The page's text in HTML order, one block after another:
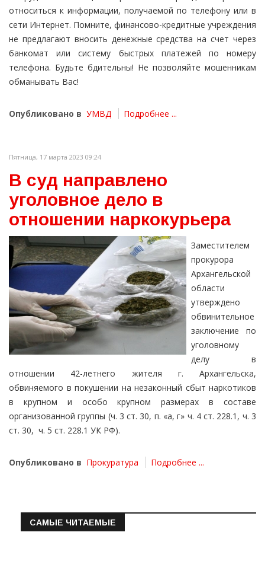
относиться к информации, получаемой по телефону или в
сети Интернет. Помните, финансово-кредитные учреждения
не предлагают вносить денежные средства на счет через
банкомат или систему быстрых платежей по номеру
телефона. Будьте бдительны! Не позволяйте мошенникам
обманывать Вас!
Опубликовано в УМВД Подробнее ...
Пятница, 17 марта 2023 09:24
В суд направлено
уголовное дело в
отношении наркокурьера
Заместителем
прокурора
Архангельской
области
утверждено
обвинительное
заключение по
уголовному
делу в
отношении 42-летнего жителя г. Архангельска,
обвиняемого в покушении на незаконный сбыт наркотиков
в крупном и особо крупном размерах в составе
организованной группы (ч. 3 ст. 30, п. «а, г» ч. 4 ст. 228.1, ч. 3
ст. 30, ч. 5 ст. 228.1 УК РФ).
Опубликовано в Прокуратура Подробнее ...
САМЫЕ ЧИТАЕМЫЕ